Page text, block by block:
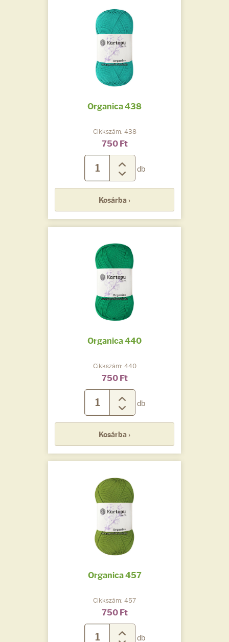
Organica 438
Cikkszám: 438
750 Ft
db
Kosárba ›
Organica 440
Cikkszám: 440
750 Ft
db
Kosárba ›
Organica 457
Cikkszám: 457
750 Ft
db